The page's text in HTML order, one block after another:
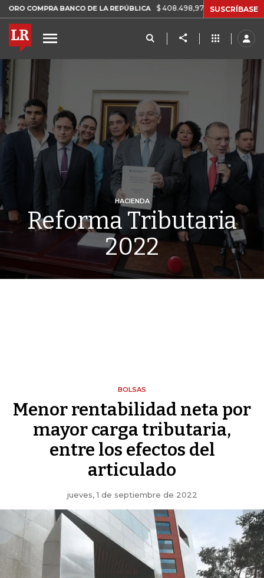
BANCO DE LA REPÚBLICA $ 408.498,97 +$ 8.753,81 +2,19%
SUSCRÍBASE
HACIENDA
Reforma Tributaria
2022
BOLSAS
Menor rentabilidad neta por
mayor carga tributaria,
entre los efectos del
articulado
jueves, 1 de septiembre de 2022